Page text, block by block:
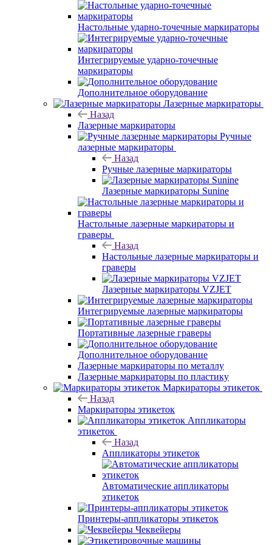
Настольные ударно-точечные маркираторы
Интегрируемые ударно-точечные
маркираторы
Дополнительное оборудование
Лазерные маркираторы
Назад
Лазерные маркираторы
Ручные
лазерные маркираторы
Назад
Ручные лазерные маркираторы
Лазерные маркираторы Sunine
Настольные лазерные маркираторы и
граверы
Назад
Настольные лазерные маркираторы и
граверы
Лазерные маркираторы VZJET
Интегрируемые лазерные маркираторы
Портативные лазерные граверы
Дополнительное оборудование
Лазерные маркираторы по металлу
Лазерные маркираторы по пластику
Маркираторы этикеток
Назад
Маркираторы этикеток
Аппликаторы
этикеток
Назад
Аппликаторы этикеток
Автоматические аппликаторы
этикеток
Принтеры-аппликаторы этикеток
Чеквейеры